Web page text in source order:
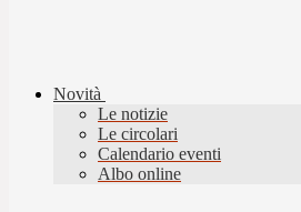
Novità
Le notizie
Le circolari
Calendario eventi
Albo online